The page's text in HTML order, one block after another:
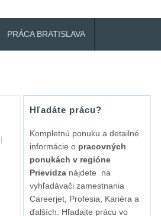
PRÁCA BRATISLAVA
Hľadáte prácu?
Kompletnú ponuku a detailné
informácie o pracovných
ponukách v regióne
Prievidza nájdete na
vyhľadávači zamestnania
Careerjet, Profesia, Kariéra a
ďalších. Hľadajte prácu vo